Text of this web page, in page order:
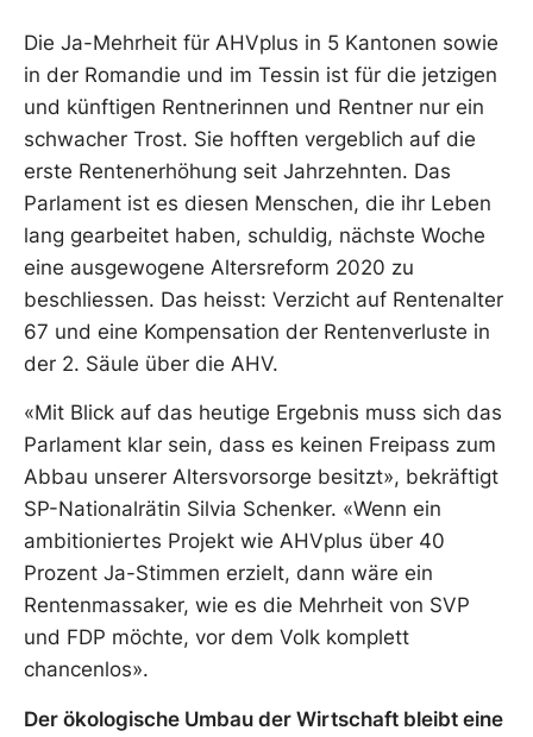
Die Ja-Mehrheit für AHVplus in 5 Kantonen sowie
in der Romandie und im Tessin ist für die jetzigen
und künftigen Rentnerinnen und Rentner nur ein
schwacher Trost. Sie hofften vergeblich auf die
erste Rentenerhöhung seit Jahrzehnten. Das
Parlament ist es diesen Menschen, die ihr Leben
lang gearbeitet haben, schuldig, nächste Woche
eine ausgewogene Altersreform 2020 zu
beschliessen. Das heisst: Verzicht auf Rentenalter
67 und eine Kompensation der Rentenverluste in
der 2. Säule über die AHV.
«Mit Blick auf das heutige Ergebnis muss sich das
Parlament klar sein, dass es keinen Freipass zum
Abbau unserer Altersvorsorge besitzt», bekräftigt
SP-Nationalrätin Silvia Schenker. «Wenn ein
ambitioniertes Projekt wie AHVplus über 40
Prozent Ja-Stimmen erzielt, dann wäre ein
Rentenmassaker, wie es die Mehrheit von SVP
und FDP möchte, vor dem Volk komplett
chancenlos».
Der ökologische Umbau der Wirtschaft bleibt eine